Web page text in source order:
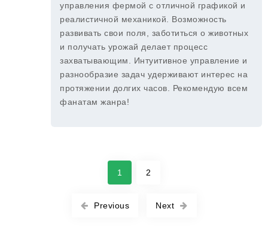
управления фермой с отличной графикой и
реалистичной механикой. Возможность
развивать свои поля, заботиться о животных
и получать урожай делает процесс
захватывающим. Интуитивное управление и
разнообразие задач удерживают интерес на
протяжении долгих часов. Рекомендую всем
фанатам жанра!
Previous
1 2
Next